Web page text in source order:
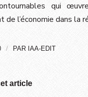
qui
de l’économie dans la
/ PAR IAA-EDIT
article